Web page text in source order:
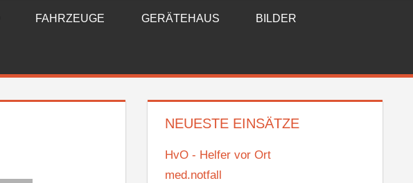
FAHRZEUGE GERÄTEHAUS BILDER
NEUESTE EINSÄTZE
HvO - Helfer vor Ort
med.notfall